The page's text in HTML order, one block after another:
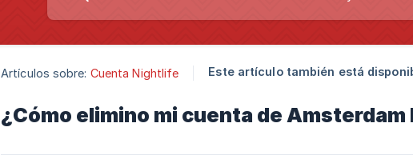
Artículos sobre: Cuenta Nightlife Este artículo también está
¿Cómo elimino mi cuenta de